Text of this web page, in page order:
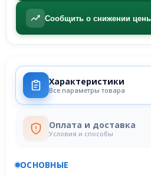
Сообщить о снижении
Характеристики
Все параметры товара
Оплата и доставка
Условия и способы
ОСНОВНЫЕ